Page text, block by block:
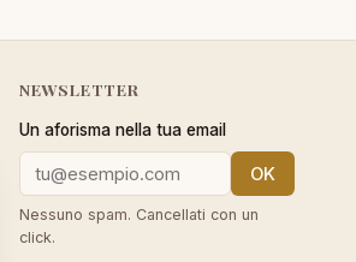
NEWSLETTER
Un aforisma nella tua email
OK
Nessuno spam. Cancellati con un
click.